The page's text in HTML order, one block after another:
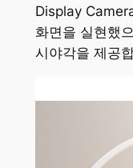
Display
화면을 실현했
시야각을 제공